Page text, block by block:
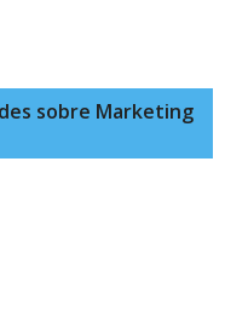
sobre Marketing